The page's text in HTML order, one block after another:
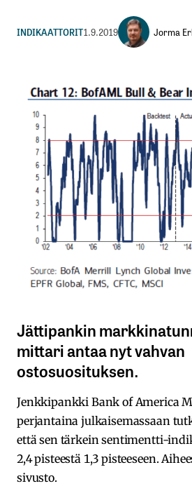
INDIKAATTORIT1.9.2019 Jorma
Jättipankin
mittari antaa nyt vahvan
ostosuosituksen.
Jenkkipankki Bank of America
perjantaina julkaisemassaan
että sen tärkein sentimentti-
2,4 pisteestä 1,3 pisteeseen.
sivusto.